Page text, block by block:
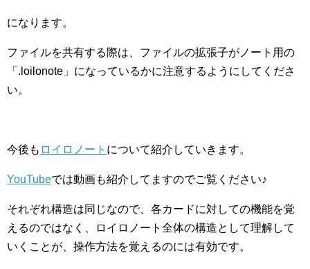
になります。
ファイルを共有する際は、ファイルの拡張子がノート用の
「.loilonote」になっているかに注意するようにしてくださ
い。
今後も ロイロノート について紹介していきます。
YouTubeでは動画も紹介してますのでご覧ください♪
それぞれ構造は同じなので、各カードに対しての機能を覚
えるのではなく、ロイロノート全体の構造として理解して
いくことが、操作方法を覚えるのには有効です。